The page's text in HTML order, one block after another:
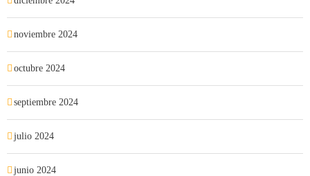
noviembre 2024
octubre 2024
septiembre 2024
julio 2024
junio 2024